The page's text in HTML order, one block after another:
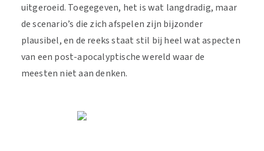
uitgeroeid. Toegegeven, het is wat langdradig, maar
de scenario’s die zich afspelen zijn bijzonder
plausibel, en de reeks staat stil bij heel wat aspecten
van een post-apocalyptische wereld waar de
meesten niet aan denken.